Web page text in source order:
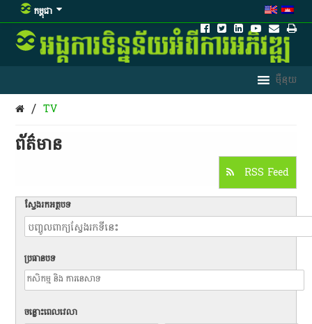
កម្ពុជា
/ TV
ព័ត៌មាន​
RSS Feed
ស្វែងរកអត្ថបទ
ប្រធានបទ
ចន្លោះពេលវេលា